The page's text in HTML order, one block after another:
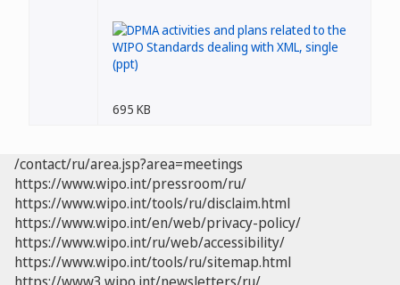
695 KB
/contact/ru/area.jsp?area=meetings
https://www.wipo.int/pressroom/ru/
https://www.wipo.int/tools/ru/disclaim.html
https://www.wipo.int/en/web/privacy-policy/
https://www.wipo.int/ru/web/accessibility/
https://www.wipo.int/tools/ru/sitemap.html